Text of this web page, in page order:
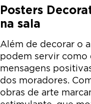
Posters
na sala
Além de decorar o
podem servir como
mensagens
dos moradores.
obras de arte